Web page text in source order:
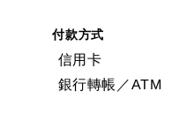
付款方式
信用卡
銀行轉帳／ATM